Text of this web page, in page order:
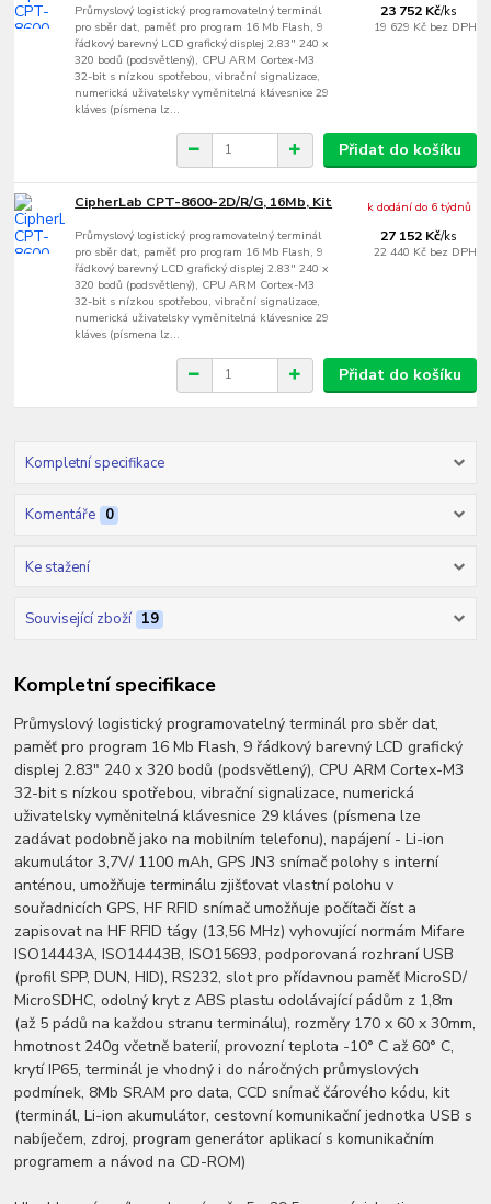
Průmyslový logistický programovatelný terminál
pro sběr dat, paměť pro program 16 Mb Flash, 9
řádkový barevný LCD grafický displej 2.83" 240 x
320 bodů (podsvětlený), CPU ARM Cortex-M3
32-bit s nízkou spotřebou, vibrační signalizace,
numerická uživatelsky vyměnitelná klávesnice 29
kláves (písmena lz...
23 752 Kč/ks
19 629 Kč bez DPH
Přidat do košíku
CipherLab CPT-8600-2D/R/G, 16Mb, Kit
Průmyslový logistický programovatelný terminál
pro sběr dat, paměť pro program 16 Mb Flash, 9
řádkový barevný LCD grafický displej 2.83" 240 x
320 bodů (podsvětlený), CPU ARM Cortex-M3
32-bit s nízkou spotřebou, vibrační signalizace,
numerická uživatelsky vyměnitelná klávesnice 29
kláves (písmena lz...
27 152 Kč/ks
22 440 Kč bez DPH
k dodání do 6 týdnů
Přidat do košíku
Kompletní specifikace
Komentáře 0
Ke stažení
Související zboží 19
Kompletní specifikace
Průmyslový logistický programovatelný terminál pro sběr dat,
paměť pro program 16 Mb Flash, 9 řádkový barevný LCD grafický
displej 2.83" 240 x 320 bodů (podsvětlený), CPU ARM Cortex-M3
32-bit s nízkou spotřebou, vibrační signalizace, numerická
uživatelsky vyměnitelná klávesnice 29 kláves (písmena lze
zadávat podobně jako na mobilním telefonu), napájení - Li-ion
akumulátor 3,7V/ 1100 mAh, GPS JN3 snímač polohy s interní
anténou, umožňuje terminálu zjišťovat vlastní polohu v
souřadnicích GPS, HF RFID snímač umožňuje počítači číst a
zapisovat na HF RFID tágy (13,56 MHz) vyhovující normám Mifare
ISO14443A, ISO14443B, ISO15693, podporovaná rozhraní USB
(profil SPP, DUN, HID), RS232, slot pro přídavnou paměť MicroSD/
MicroSDHC, odolný kryt z ABS plastu odolávající pádům z 1,8m
(až 5 pádů na každou stranu terminálu), rozměry 170 x 60 x 30mm,
hmotnost 240g včetně baterií, provozní teplota -10° C až 60° C,
krytí IP65, terminál je vhodný i do náročných průmyslových
podmínek, 8Mb SRAM pro data, CCD snímač čárového kódu, kit
(terminál, Li-ion akumulátor, cestovní komunikační jednotka USB s
nabíječem, zdroj, program generátor aplikací s komunikačním
programem a návod na CD-ROM)